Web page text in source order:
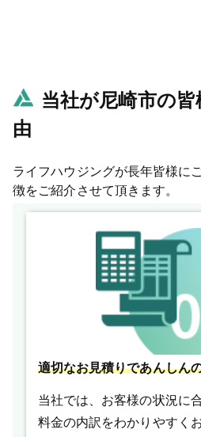
当社が尼崎市の
由
ライフハウジングが長年皆様に
徴をご紹介させて頂きます。
適切なお見積りであんしん
当社では、お客様の状況に
料金の内訳をわかりやすく